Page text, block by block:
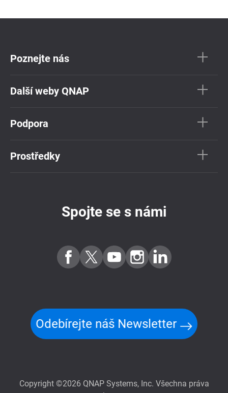
Poznejte nás
Další weby QNAP
Podpora
Prostředky
Spojte se s námi
Odebírejte náš Newsletter
Copyright ©2026 QNAP Systems, Inc. Všechna práva